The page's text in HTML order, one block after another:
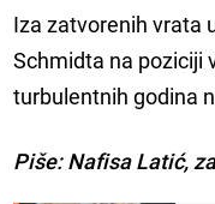
Iza zatvorenih vrata
Schmidta na poziciji
turbulentnih godina
Piše: Nafisa Latić,